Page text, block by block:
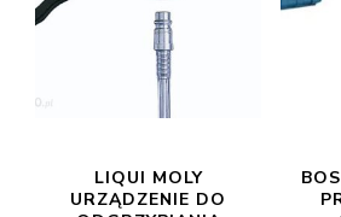
LIQUI MOLY
URZĄDZENIE DO